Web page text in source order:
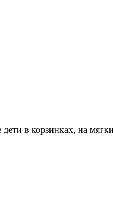
в корзинках, на